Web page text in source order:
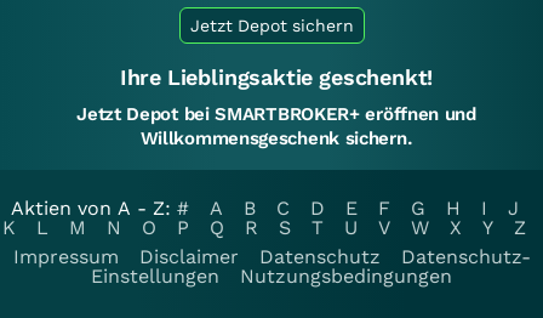
Jetzt Depot sichern
Ihre Lieblingsaktie geschenkt!
Jetzt Depot bei SMARTBROKER+ eröffnen und
Willkommensgeschenk sichern.
Aktien von A - Z: # A B C D E F G H I
J
K
L M N O P Q R S T U V W X Y
Z
Impressum
Disclaimer Datenschutz
Datenschutz-
Einstellungen
Nutzungsbedingungen